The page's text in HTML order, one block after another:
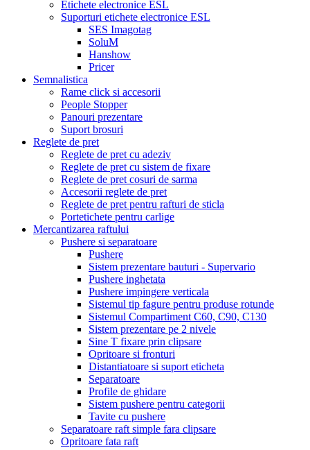
Etichete electronice ESL
Suporturi etichete electronice ESL
SES Imagotag
SoluM
Hanshow
Pricer
Semnalistica
Rame click si accesorii
People Stopper
Panouri prezentare
Suport brosuri
Reglete de pret
Reglete de pret cu adeziv
Reglete de pret cu sistem de fixare
Reglete de pret cosuri de sarma
Accesorii reglete de pret
Reglete de pret pentru rafturi de sticla
Portetichete pentru carlige
Mercantizarea raftului
Pushere si separatoare
Pushere
Sistem prezentare bauturi - Supervario
Pushere inghetata
Pushere impingere verticala
Sistemul tip fagure pentru produse rotunde
Sistemul Compartiment C60, C90, C130
Sistem prezentare pe 2 nivele
Sine T fixare prin clipsare
Opritoare si fronturi
Distantiatoare si suport eticheta
Separatoare
Profile de ghidare
Sistem pushere pentru categorii
Tavite cu pushere
Separatoare raft simple fara clipsare
Opritoare fata raft